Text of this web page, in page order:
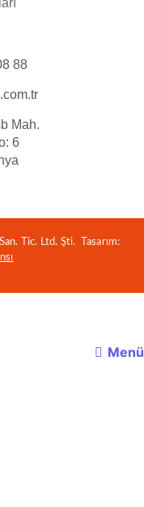
88
Mah.
6
Tic. Ltd. Şti. Tasarım:
Menü